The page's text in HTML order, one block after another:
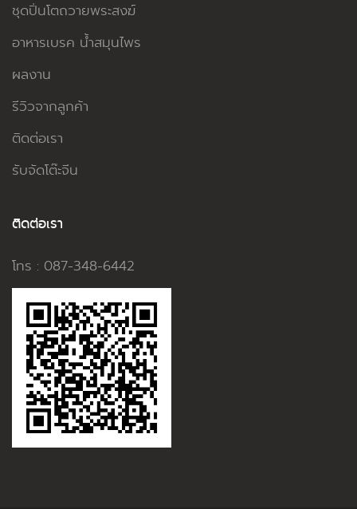
ชุดปิ่นโตถวายพระสงฆ์
อาหารเบรค น้ำสมุนไพร
ผลงาน
รีวิวจากลูกค้า
ติดต่อเรา
รับจัดโต๊ะจีน
ติดต่อเรา
โทร : 087-348-6442